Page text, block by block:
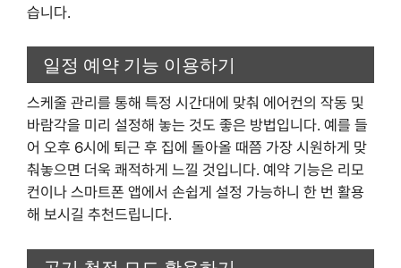
습니다.
일정 예약 기능 이용하기
스케줄 관리를 통해 특정 시간대에 맞춰 에어컨의 작동 및
바람각을 미리 설정해 놓는 것도 좋은 방법입니다. 예를 들
어 오후 6시에 퇴근 후 집에 돌아올 때쯤 가장 시원하게 맞
춰놓으면 더욱 쾌적하게 느낄 것입니다. 예약 기능은 리모
컨이나 스마트폰 앱에서 손쉽게 설정 가능하니 한 번 활용
해 보시길 추천드립니다.